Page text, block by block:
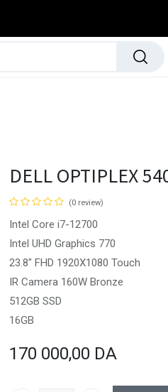
DELL OPTIPLEX
(0 review)
Intel Core i7-12700
Intel UHD Graphics 770
23.8" FHD 1920X1080 Touch
IR Camera 160W Bronze
512GB SSD
16GB
170 000,00 DA